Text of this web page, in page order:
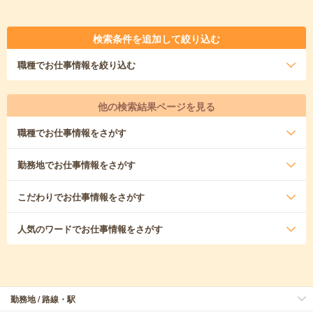
検索条件を追加して絞り込む
職種でお仕事情報を絞り込む
他の検索結果ページを見る
職種でお仕事情報をさがす
勤務地でお仕事情報をさがす
こだわりでお仕事情報をさがす
人気のワードでお仕事情報をさがす
勤務地 / 路線・駅